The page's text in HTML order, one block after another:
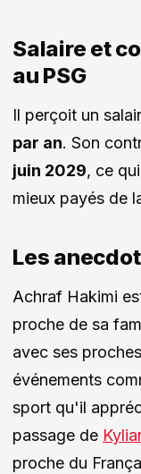
Salaire et
au PSG
Il perçoit un
par an. Son
juin 2029, ce
mieux payés de
Les
Achraf Hakimi
proche de sa
avec ses
événements
sport qu'il
passage de
proche du